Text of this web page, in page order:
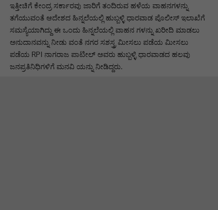
ಇತ್ತೀಚಿಗೆ ಕೇಂದ್ರ ಸರ್ಕಾರವು ಜಾರಿಗೆ ತಂದಿರುವ ಹಳೆಯ ವಾಹನಗಳನ್ನು
ತಗೆಯುವಂತೆ ಆದೇಶದ ಹಿನ್ನಲೆಯಲ್ಲಿ ಹುಬ್ಬಳ್ಳಿ ಧಾರವಾಡ ಪೊಲೀಸ್ ಇಲಾಖೆಗೆ
ಸಮಸ್ಯೆಯಾಗಿದ್ದು ಈ ಒಂದು ಹಿನ್ನಲೆಯಲ್ಲಿ ವಾಹನ ಗಳನ್ನು ಖರೀದಿ ಮಾಡಲು
ಅನುದಾನವನ್ನು ನೀಡು ವಂತೆ ನಗರ ಸಶಸ್ತ್ರ ಮೀಸಲು ಪಡೆಯ ಮೀಸಲು
ಪಡೆಯ RPI ನಾಗರಾಜ ಪಾಟೀಲ್ ಅವರು ಹುಬ್ಬಳ್ಳಿ ಧಾರವಾಡದ ಹಲವು
ಜನಪ್ರತಿನಿಧಿಗಳಿಗೆ ಮನವಿ ಯನ್ನು ನೀಡಿದ್ದರು.